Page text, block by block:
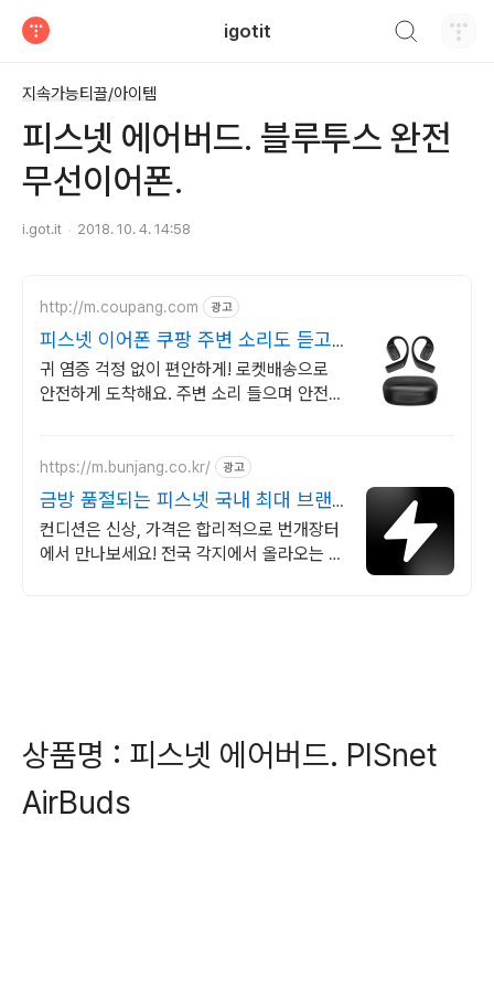
igotit
지속가능티끌/아이템
피스넷 에어버드. 블루투스 완전
무선이어폰.
i.got.it 2018. 10. 4. 14:58
http://m.coupang.com 광고
피스넷 이어폰 쿠팡 주변 소리도 듣고
안전하게
귀 염증 걱정 없이 편안하게! 로켓배송으로
안전하게 도착해요. 주변 소리 들으며 안전하
https://m.bunjang.co.kr/ 광고
금방 품절되는 피스넷 국내 최대 브랜
드 중고거래
컨디션은 신상, 가격은 합리적으로 번개장터
에서 만나보세요! 전국 각지에서 올라오는 전
상품명 : 피스넷 에어버드. PISnet
AirBuds